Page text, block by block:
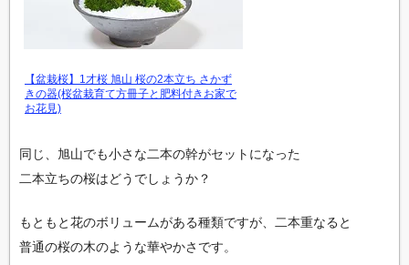
【盆栽桜】1才桜 旭山 桜の2本立ち さかず
きの器(桜盆栽育て方冊子と肥料付きお家で
お花見)
同じ、旭山でも小さな二本の幹がセットになった
二本立ちの桜はどうでしょうか？
もともと花のボリュームがある種類ですが、二本重なると
普通の桜の木のような華やかさです。